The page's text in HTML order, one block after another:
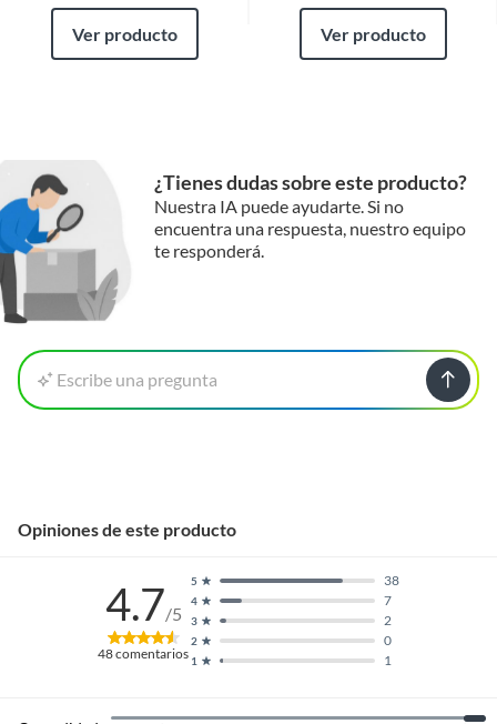
Ver producto Ver producto
¿Tienes dudas sobre este producto?
Nuestra IA puede ayudarte. Si no
encuentra una respuesta, nuestro equipo
te responderá.
Escribe una pregunta
Opiniones de este producto
4.7/5
48comentarios 1 1
2 0
3 2
4 7
5 38